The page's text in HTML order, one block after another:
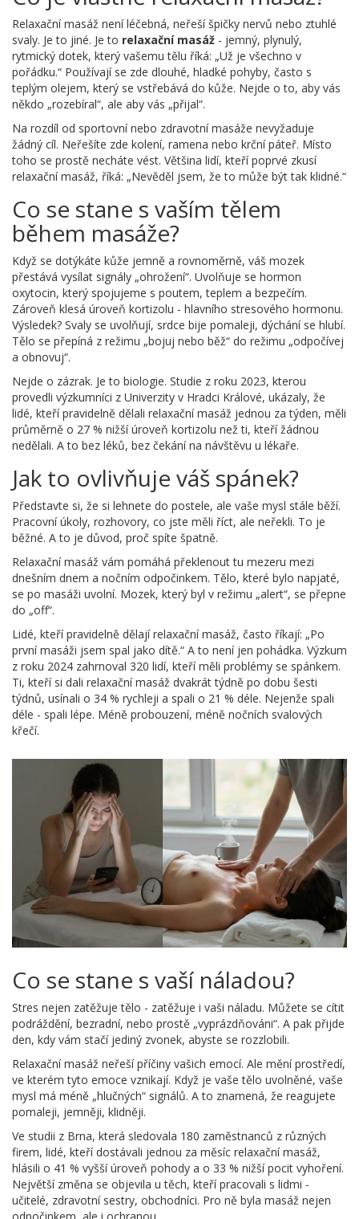
Relaxační masáž není léčebná, neřeší špičky nervů nebo ztuhlé
svaly. Je to jiné. Je to relaxační masáž - jemný, plynulý,
rytmický dotek, který vašemu tělu říká: „Už je všechno v
pořádku.“ Používají se zde dlouhé, hladké pohyby, často s
teplým olejem, který se vstřebává do kůže. Nejde o to, aby vás
někdo „rozebíral“, ale aby vás „přijal“.
Na rozdíl od sportovní nebo zdravotní masáže nevyžaduje
žádný cíl. Neřešíte zde kolení, ramena nebo krční páteř. Místo
toho se prostě necháte vést. Většina lidí, kteří poprvé zkusí
relaxační masáž, říká: „Nevěděl jsem, že to může být tak klidné.“
Co se stane s vaším tělem
během masáže?
Když se dotýkáte kůže jemně a rovnoměrně, váš mozek
přestává vysílat signály „ohrožení“. Uvolňuje se hormon
oxytocin, který spojujeme s poutem, teplem a bezpečím.
Zároveň klesá úroveň kortizolu - hlavního stresového hormonu.
Výsledek? Svaly se uvolňují, srdce bije pomaleji, dýchání se hlubí.
Tělo se přepíná z režimu „bojuj nebo běž“ do režimu „odpočívej
a obnovuj“.
Nejde o zázrak. Je to biologie. Studie z roku 2023, kterou
provedli výzkumníci z Univerzity v Hradci Králové, ukázaly, že
lidé, kteří pravidelně dělali relaxační masáž jednou za týden, měli
průměrně o 27 % nižší úroveň kortizolu než ti, kteří žádnou
nedělali. A to bez léků, bez čekání na návštěvu u lékaře.
Jak to ovlivňuje váš spánek?
Představte si, že si lehnete do postele, ale vaše mysl stále běží.
Pracovní úkoly, rozhovory, co jste měli říct, ale neřekli. To je
běžné. A to je důvod, proč spíte špatně.
Relaxační masáž vám pomáhá překlenout tu mezeru mezi
dnešním dnem a nočním odpočinkem. Tělo, které bylo napjaté,
se po masáži uvolní. Mozek, který byl v režimu „alert“, se přepne
do „off“.
Lidé, kteří pravidelně dělají relaxační masáž, často říkají: „Po
první masáži jsem spal jako dítě.“ A to není jen pohádka. Výzkum
z roku 2024 zahrnoval 320 lidí, kteří měli problémy se spánkem.
Ti, kteří si dali relaxační masáž dvakrát týdně po dobu šesti
týdnů, usínali o 34 % rychleji a spali o 21 % déle. Nejenže spali
déle - spali lépe. Méně probouzení, méně nočních svalových
křečí.
Co se stane s vaší náladou?
Stres nejen zatěžuje tělo - zatěžuje i vaši náladu. Můžete se cítit
podráždění, bezradní, nebo prostě „vyprázdňováni“. A pak přijde
den, kdy vám stačí jediný zvonek, abyste se rozzlobili.
Relaxační masáž neřeší příčiny vašich emocí. Ale mění prostředí,
ve kterém tyto emoce vznikají. Když je vaše tělo uvolněné, vaše
mysl má méně „hlučných“ signálů. A to znamená, že reagujete
pomaleji, jemněji, klidněji.
Ve studii z Brna, která sledovala 180 zaměstnanců z různých
firem, lidé, kteří dostávali jednou za měsíc relaxační masáž,
hlásili o 41 % vyšší úroveň pohody a o 33 % nižší pocit vyhoření.
Největší změna se objevila u těch, kteří pracovali s lidmi -
učitelé, zdravotní sestry, obchodníci. Pro ně byla masáž nejen